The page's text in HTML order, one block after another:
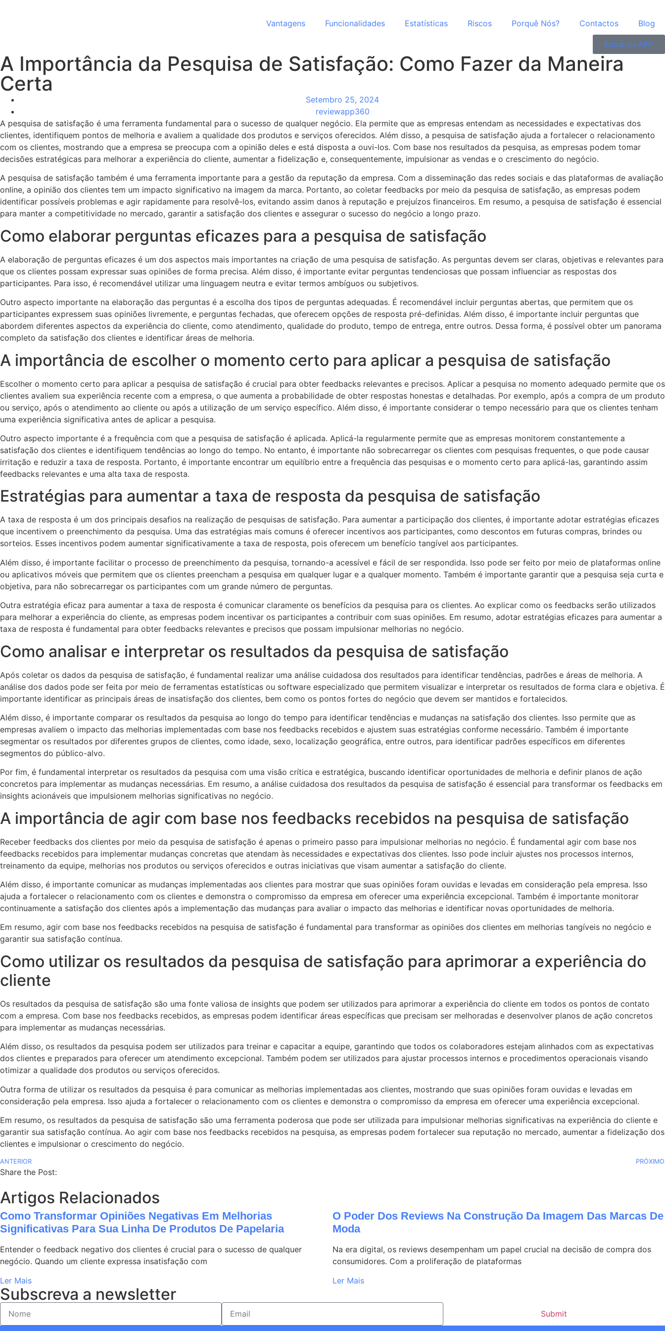
Vantagens Funcionalidades Estatísticas Riscos Porquê Nós? Contactos Blog
Entrar na APP
A Importância da Pesquisa de Satisfação: Como Fazer da Maneira
Certa
Setembro 25, 2024
reviewapp360
A pesquisa de satisfação é uma ferramenta fundamental para o sucesso de qualquer negócio. Ela permite que as empresas entendam as necessidades e expectativas dos
clientes, identifiquem pontos de melhoria e avaliem a qualidade dos produtos e serviços oferecidos. Além disso, a pesquisa de satisfação ajuda a fortalecer o relacionamento
com os clientes, mostrando que a empresa se preocupa com a opinião deles e está disposta a ouvi-los. Com base nos resultados da pesquisa, as empresas podem tomar
decisões estratégicas para melhorar a experiência do cliente, aumentar a fidelização e, consequentemente, impulsionar as vendas e o crescimento do negócio.
A pesquisa de satisfação também é uma ferramenta importante para a gestão da reputação da empresa. Com a disseminação das redes sociais e das plataformas de avaliação
online, a opinião dos clientes tem um impacto significativo na imagem da marca. Portanto, ao coletar feedbacks por meio da pesquisa de satisfação, as empresas podem
identificar possíveis problemas e agir rapidamente para resolvê-los, evitando assim danos à reputação e prejuízos financeiros. Em resumo, a pesquisa de satisfação é essencial
para manter a competitividade no mercado, garantir a satisfação dos clientes e assegurar o sucesso do negócio a longo prazo.
Como elaborar perguntas eficazes para a pesquisa de satisfação
A elaboração de perguntas eficazes é um dos aspectos mais importantes na criação de uma pesquisa de satisfação. As perguntas devem ser claras, objetivas e relevantes para
que os clientes possam expressar suas opiniões de forma precisa. Além disso, é importante evitar perguntas tendenciosas que possam influenciar as respostas dos
participantes. Para isso, é recomendável utilizar uma linguagem neutra e evitar termos ambíguos ou subjetivos.
Outro aspecto importante na elaboração das perguntas é a escolha dos tipos de perguntas adequadas. É recomendável incluir perguntas abertas, que permitem que os
participantes expressem suas opiniões livremente, e perguntas fechadas, que oferecem opções de resposta pré-definidas. Além disso, é importante incluir perguntas que
abordem diferentes aspectos da experiência do cliente, como atendimento, qualidade do produto, tempo de entrega, entre outros. Dessa forma, é possível obter um panorama
completo da satisfação dos clientes e identificar áreas de melhoria.
A importância de escolher o momento certo para aplicar a pesquisa de satisfação
Escolher o momento certo para aplicar a pesquisa de satisfação é crucial para obter feedbacks relevantes e precisos. Aplicar a pesquisa no momento adequado permite que os
clientes avaliem sua experiência recente com a empresa, o que aumenta a probabilidade de obter respostas honestas e detalhadas. Por exemplo, após a compra de um produto
ou serviço, após o atendimento ao cliente ou após a utilização de um serviço específico. Além disso, é importante considerar o tempo necessário para que os clientes tenham
uma experiência significativa antes de aplicar a pesquisa.
Outro aspecto importante é a frequência com que a pesquisa de satisfação é aplicada. Aplicá-la regularmente permite que as empresas monitorem constantemente a
satisfação dos clientes e identifiquem tendências ao longo do tempo. No entanto, é importante não sobrecarregar os clientes com pesquisas frequentes, o que pode causar
irritação e reduzir a taxa de resposta. Portanto, é importante encontrar um equilíbrio entre a frequência das pesquisas e o momento certo para aplicá-las, garantindo assim
feedbacks relevantes e uma alta taxa de resposta.
Estratégias para aumentar a taxa de resposta da pesquisa de satisfação
A taxa de resposta é um dos principais desafios na realização de pesquisas de satisfação. Para aumentar a participação dos clientes, é importante adotar estratégias eficazes
que incentivem o preenchimento da pesquisa. Uma das estratégias mais comuns é oferecer incentivos aos participantes, como descontos em futuras compras, brindes ou
sorteios. Esses incentivos podem aumentar significativamente a taxa de resposta, pois oferecem um benefício tangível aos participantes.
Além disso, é importante facilitar o processo de preenchimento da pesquisa, tornando-a acessível e fácil de ser respondida. Isso pode ser feito por meio de plataformas online
ou aplicativos móveis que permitem que os clientes preencham a pesquisa em qualquer lugar e a qualquer momento. Também é importante garantir que a pesquisa seja curta e
objetiva, para não sobrecarregar os participantes com um grande número de perguntas.
Outra estratégia eficaz para aumentar a taxa de resposta é comunicar claramente os benefícios da pesquisa para os clientes. Ao explicar como os feedbacks serão utilizados
para melhorar a experiência do cliente, as empresas podem incentivar os participantes a contribuir com suas opiniões. Em resumo, adotar estratégias eficazes para aumentar a
taxa de resposta é fundamental para obter feedbacks relevantes e precisos que possam impulsionar melhorias no negócio.
Como analisar e interpretar os resultados da pesquisa de satisfação
Após coletar os dados da pesquisa de satisfação, é fundamental realizar uma análise cuidadosa dos resultados para identificar tendências, padrões e áreas de melhoria. A
análise dos dados pode ser feita por meio de ferramentas estatísticas ou software especializado que permitem visualizar e interpretar os resultados de forma clara e objetiva. É
importante identificar as principais áreas de insatisfação dos clientes, bem como os pontos fortes do negócio que devem ser mantidos e fortalecidos.
Além disso, é importante comparar os resultados da pesquisa ao longo do tempo para identificar tendências e mudanças na satisfação dos clientes. Isso permite que as
empresas avaliem o impacto das melhorias implementadas com base nos feedbacks recebidos e ajustem suas estratégias conforme necessário. Também é importante
segmentar os resultados por diferentes grupos de clientes, como idade, sexo, localização geográfica, entre outros, para identificar padrões específicos em diferentes
segmentos do público-alvo.
Por fim, é fundamental interpretar os resultados da pesquisa com uma visão crítica e estratégica, buscando identificar oportunidades de melhoria e definir planos de ação
concretos para implementar as mudanças necessárias. Em resumo, a análise cuidadosa dos resultados da pesquisa de satisfação é essencial para transformar os feedbacks em
insights acionáveis que impulsionem melhorias significativas no negócio.
A importância de agir com base nos feedbacks recebidos na pesquisa de satisfação
Receber feedbacks dos clientes por meio da pesquisa de satisfação é apenas o primeiro passo para impulsionar melhorias no negócio. É fundamental agir com base nos
feedbacks recebidos para implementar mudanças concretas que atendam às necessidades e expectativas dos clientes. Isso pode incluir ajustes nos processos internos,
treinamento da equipe, melhorias nos produtos ou serviços oferecidos e outras iniciativas que visam aumentar a satisfação do cliente.
Além disso, é importante comunicar as mudanças implementadas aos clientes para mostrar que suas opiniões foram ouvidas e levadas em consideração pela empresa. Isso
ajuda a fortalecer o relacionamento com os clientes e demonstra o compromisso da empresa em oferecer uma experiência excepcional. Também é importante monitorar
continuamente a satisfação dos clientes após a implementação das mudanças para avaliar o impacto das melhorias e identificar novas oportunidades de melhoria.
Em resumo, agir com base nos feedbacks recebidos na pesquisa de satisfação é fundamental para transformar as opiniões dos clientes em melhorias tangíveis no negócio e
garantir sua satisfação contínua.
Como utilizar os resultados da pesquisa de satisfação para aprimorar a experiência do
cliente
Os resultados da pesquisa de satisfação são uma fonte valiosa de insights que podem ser utilizados para aprimorar a experiência do cliente em todos os pontos de contato
com a empresa. Com base nos feedbacks recebidos, as empresas podem identificar áreas específicas que precisam ser melhoradas e desenvolver planos de ação concretos
para implementar as mudanças necessárias.
Além disso, os resultados da pesquisa podem ser utilizados para treinar e capacitar a equipe, garantindo que todos os colaboradores estejam alinhados com as expectativas
dos clientes e preparados para oferecer um atendimento excepcional. Também podem ser utilizados para ajustar processos internos e procedimentos operacionais visando
otimizar a qualidade dos produtos ou serviços oferecidos.
Outra forma de utilizar os resultados da pesquisa é para comunicar as melhorias implementadas aos clientes, mostrando que suas opiniões foram ouvidas e levadas em
consideração pela empresa. Isso ajuda a fortalecer o relacionamento com os clientes e demonstra o compromisso da empresa em oferecer uma experiência excepcional.
Em resumo, os resultados da pesquisa de satisfação são uma ferramenta poderosa que pode ser utilizada para impulsionar melhorias significativas na experiência do cliente e
garantir sua satisfação contínua. Ao agir com base nos feedbacks recebidos na pesquisa, as empresas podem fortalecer sua reputação no mercado, aumentar a fidelização dos
clientes e impulsionar o crescimento do negócio.
ANTERIOR PRÓXIMO
Share the Post:
Artigos Relacionados
Como Transformar Opiniões Negativas Em Melhorias
Significativas Para Sua Linha De Produtos De Papelaria
Entender o feedback negativo dos clientes é crucial para o sucesso de qualquer
negócio. Quando um cliente expressa insatisfação com
Ler Mais
O Poder Dos Reviews Na Construção Da Imagem Das Marcas De
Moda
Na era digital, os reviews desempenham um papel crucial na decisão de compra dos
consumidores. Com a proliferação de plataformas
Ler Mais
Subscreva a newsletter
Submit